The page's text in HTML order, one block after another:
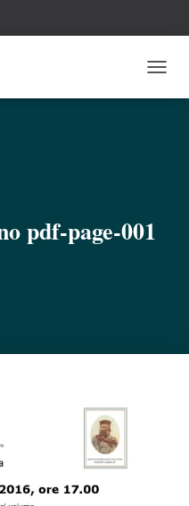
A
E
pdf-page-001